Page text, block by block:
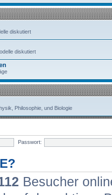
diskutiert
diskutiert
Philosophie, und Biologie
Passwort:
Besucher